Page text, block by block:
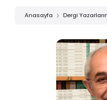
Anasayfa Dergi